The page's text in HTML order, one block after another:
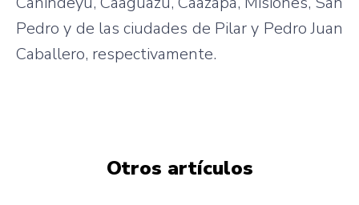
Pedro y de las ciudades de Pilar y Pedro Juan
Caballero, respectivamente.
Otros artículos